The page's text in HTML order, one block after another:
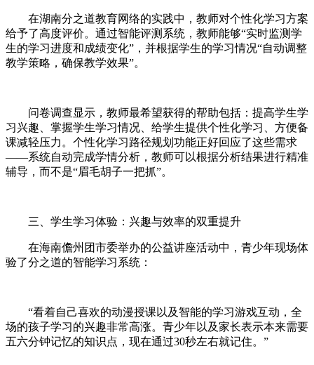
在湖南分之道教育网络的实践中，教师对个性化学习方案
给予了高度评价。通过智能评测系统，教师能够“实时监测学
生的学习进度和成绩变化”，并根据学生的学习情况“自动调整
教学策略，确保教学效果”。
问卷调查显示，教师最希望获得的帮助包括：提高学生学
习兴趣、掌握学生学习情况、给学生提供个性化学习、方便备
课减轻压力。个性化学习路径规划功能正好回应了这些需求
——系统自动完成学情分析，教师可以根据分析结果进行精准
辅导，而不是“眉毛胡子一把抓”。
三、学生学习体验：兴趣与效率的双重提升
在海南儋州团市委举办的公益讲座活动中，青少年现场体
验了分之道的智能学习系统：
“看着自己喜欢的动漫授课以及智能的学习游戏互动，全
场的孩子学习的兴趣非常高涨。青少年以及家长表示本来需要
五六分钟记忆的知识点，现在通过30秒左右就记住。”